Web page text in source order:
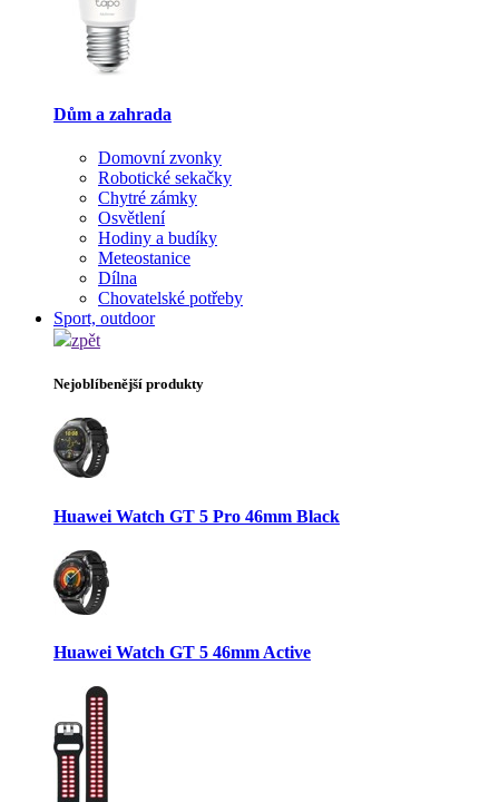
Dům a zahrada
Domovní zvonky
Robotické sekačky
Chytré zámky
Osvětlení
Hodiny a budíky
Meteostanice
Dílna
Chovatelské potřeby
Sport, outdoor
zpět
Nejoblíbenější produkty
Huawei Watch GT 5 Pro 46mm Black
Huawei Watch GT 5 46mm Active